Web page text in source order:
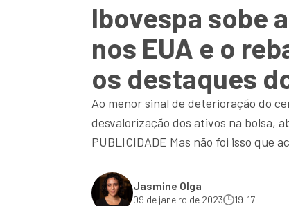
Ibovespa sobe
nos EUA e o
os destaques
Ao menor sinal de deterioração do
desvalorização dos ativos na bolsa,
PUBLICIDADE Mas não foi isso
Jasmine Olga
09 de janeiro de 2023 19:17